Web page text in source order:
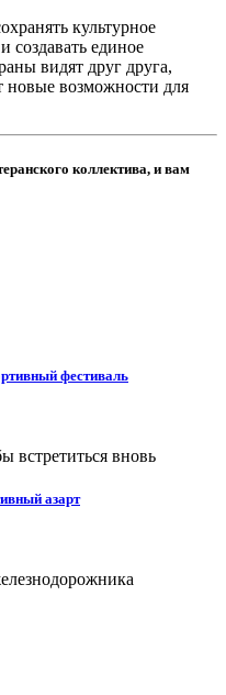
культурное
создавать единое
видят друг друга,
возможности для
коллектива, и вам
фестиваль
встретиться вновь
азарт